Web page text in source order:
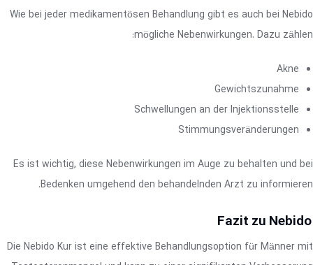
Wie bei jeder medikamentösen Behandlung gibt es auch bei Nebido
mögliche Nebenwirkungen. Dazu zählen:
Akne
Gewichtszunahme
Schwellungen an der Injektionsstelle
Stimmungsveränderungen
Es ist wichtig, diese Nebenwirkungen im Auge zu behalten und bei
Bedenken umgehend den behandelnden Arzt zu informieren.
Fazit zu Nebido
Die Nebido Kur ist eine effektive Behandlungsoption für Männer mit